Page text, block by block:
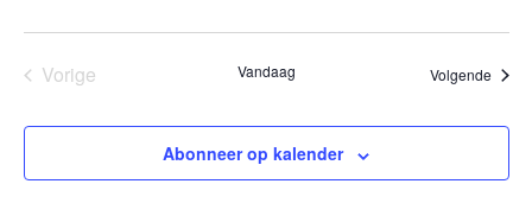
VorigeEvenementen Vandaag Volgende
Abonneer op kalender